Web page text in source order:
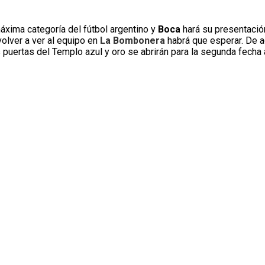
categoría del fútbol argentino y Boca hará su
a ver al equipo en La Bombonera habrá que esperar. De
del Templo azul y oro se abrirán para la segunda